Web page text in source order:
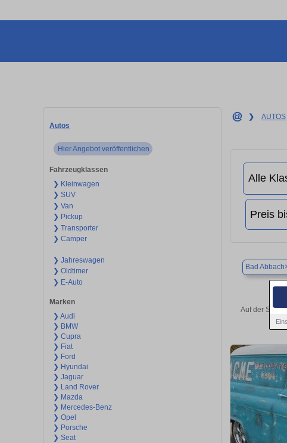
Autos
Hier Angebot veröffentlichen
Fahrzeugklassen
❯ Kleinwagen
❯ SUV
❯ Van
❯ Pickup
❯ Transporter
❯ Camper
❯ Jahreswagen
❯ Oldtimer
❯ E-Auto
Marken
❯ Audi
❯ BMW
❯ Cupra
❯ Fiat
❯ Ford
❯ Hyundai
❯ Jaguar
❯ Land Rover
❯ Mazda
❯ Mercedes-Benz
❯ Opel
❯ Porsche
❯ Seat
❯ AUTOS
Bad Abbach
Auf der